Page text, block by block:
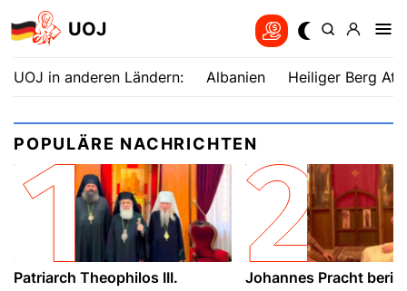
UOJ
UOJ in anderen Ländern: Albanien Heiliger Berg
POPULÄRE NACHRICHTEN
Patriarch Theophilos III.
Johannes Pracht